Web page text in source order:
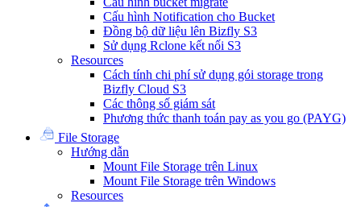
Cấu hình Notification cho Bucket
Đồng bộ dữ liệu lên Bizfly S3
Sử dụng Rclone kết nối S3
Resources
Cách tính chi phí sử dụng gói storage trong
Bizfly Cloud S3
Các thông số giám sát
Phương thức thanh toán pay as you go (PAYG)
File Storage
Hướng dẫn
Mount File Storage trên Linux
Mount File Storage trên Windows
Resources